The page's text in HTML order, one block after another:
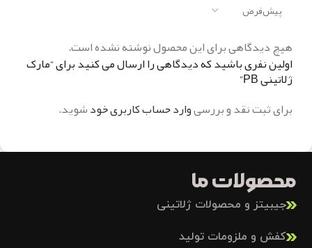
هیچ دیدگاهی برای این محصول نوشته نشده است.
اولین نفری باشید که دیدگاهی را ارسال می کنید برای “مارک
ژلاتینی PB”
برای ثبت نقد و بررسیوارد حساب کاربری خودشوید.
محصولات ما
جیبیتز و محصولات ژلاتینی
کفش و ملزومات تولید